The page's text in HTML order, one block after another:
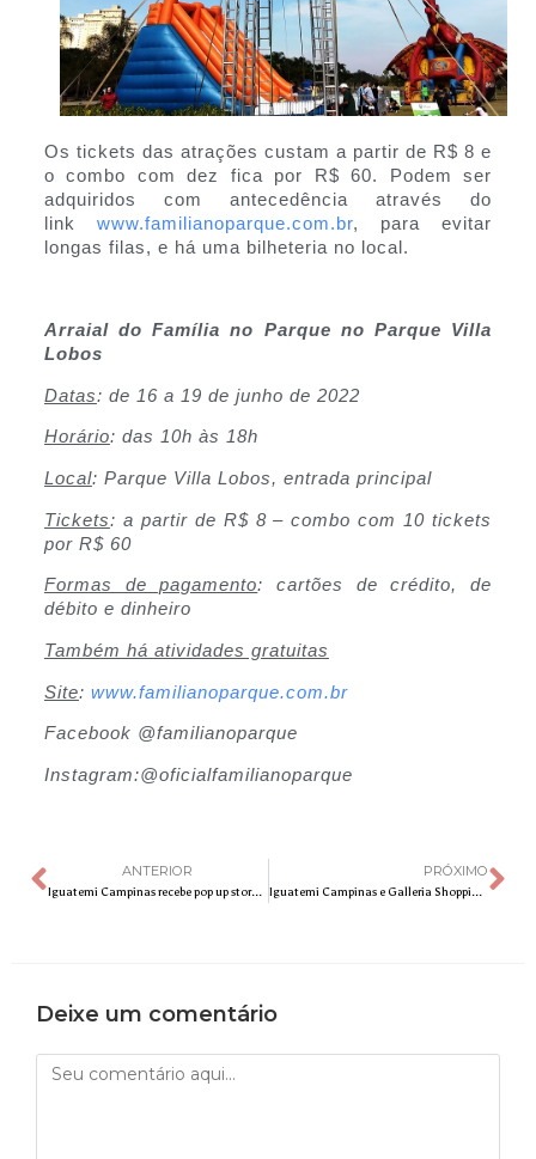
Os tickets das atrações custam a partir de R$ 8 e
o combo com dez fica por R$ 60. Podem ser
adquiridos com antecedência através do
link www.familianoparque.com.br, para evitar
longas filas, e há uma bilheteria no local.
Arraial do Família no Parque no Parque Villa
Lobos
Datas: de 16 a 19 de junho de 2022
Horário: das 10h às 18h
Local: Parque Villa Lobos, entrada principal
Tickets: a partir de R$ 8 – combo com 10 tickets
por R$ 60
Formas de pagamento: cartões de crédito, de
débito e dinheiro
Também há atividades gratuitas
Site: www.familianoparque.com.br
Facebook @familianoparque
Instagram:@oficialfamilianoparque
ANTERIOR
Iguatemi Campinas recebe pop up store Christian Louboutin
PRÓXIMO
Iguatemi Campinas e Galleria Shopping apresentam campanha do Dia dos Namorados
Deixe um comentário